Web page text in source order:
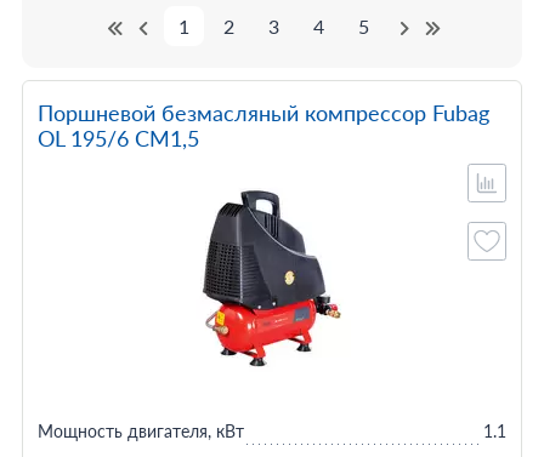
1
2 3 4 5
Поршневой безмасляный компрессор Fubag
OL 195/6 CM1,5
Мощность двигателя, кВт 1.1